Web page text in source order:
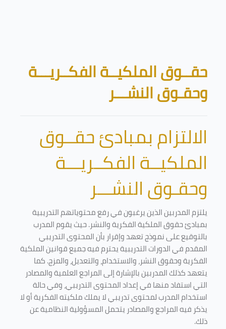
الكتل
حقــوق الملكيــة الفكــريـــة
وحقـوق النشـــر
الالتزام بمبادئ حقــوق
الملكيــة الفكــريـــة
وحقـوق النشـــر
يلتزم المدربين الذين يرغبون في رفع محتوياتهم التدريبية
بمبادئ حقوق الملكية الفكرية والنشر. حيث يقوم المدرب
بالتوقيع على نموذج تعهد وإقرار بأن المحتوى التدريبي
المقدم في الدورات التدريبية يحترم فيه جميع قوانين الملكية
الفكرية وحقوق النشر، والاستخدام، والتعديل، والمزج. كما
يتعهد كذلك المدربين بالإشارة إلى المراجع العلمية والمصادر
التي استفاد منها في إعداد المحتوى التدريبي، وفي حالة
استخدام المدرب لمحتوى تدريبي لا يملك ملكيته الفكرية أو لا
يذكر فيه المراجع والمصادر يتحمل المسؤولية النظامية عن
ذلك.